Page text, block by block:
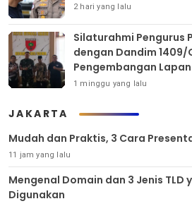
2 hari yang lalu
Silaturahmi Pengurus
dengan Dandim 1409/
Pengembangan
Pembinaan Atlet
1 minggu yang lalu
JAKARTA
Mudah dan Praktis, 3 Cara
11 jam yang lalu
Mengenal Domain dan 3 Jenis TLD
Digunakan